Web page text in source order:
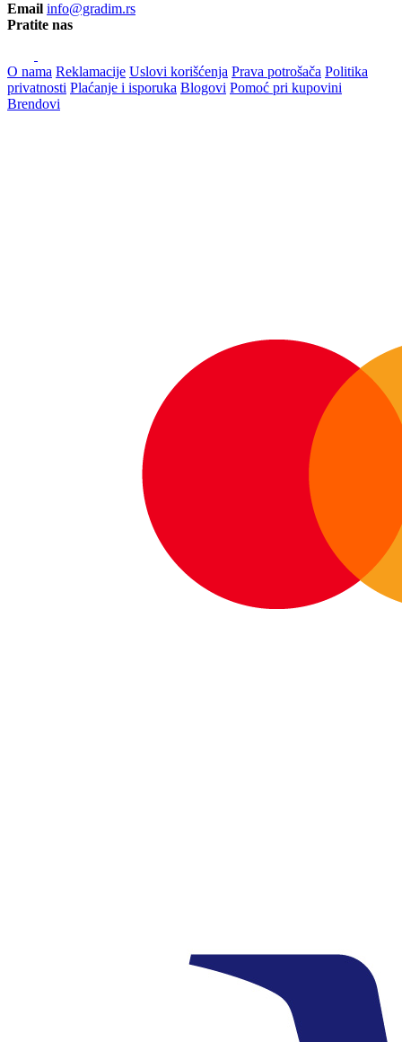
Email info@gradim.rs
Pratite nas
O nama Reklamacije Uslovi korišćenja Prava potrošača Politika
privatnosti Plaćanje i isporuka Blogovi Pomoć pri kupovini
Brendovi